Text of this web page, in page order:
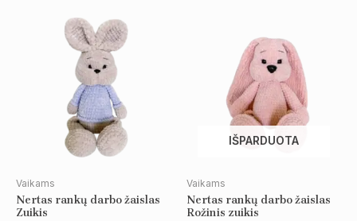
Vaikams
Nertas rankų darbo žaislas
Zuikis
IŠPARDUOTA
Vaikams
Nertas rankų darbo žaislas
Rožinis zuikis